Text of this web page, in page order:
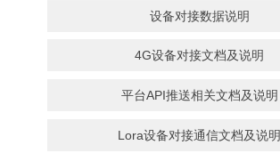
设备对接数据说明
4G设备对接文档及说明
平台API推送相关文档及说明
Lora设备对接通信文档及说明